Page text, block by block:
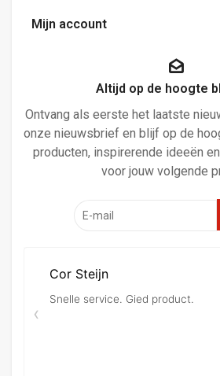
Mijn account
Altijd op de hoogte
Ontvang als eerste het laatste
onze nieuwsbrief en blijf op de
producten, inspirerende ideeën
voor jouw volgende